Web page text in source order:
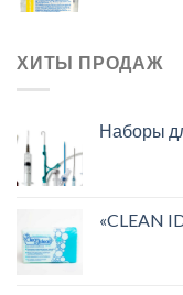
ХИТЫ ПРОДАЖ
Наборы
«CLEAN